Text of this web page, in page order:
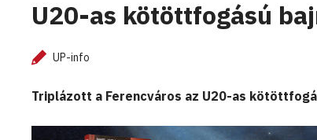
U20-as kötöttfogású
UP-info
Triplázott a Ferencváros az U20-as